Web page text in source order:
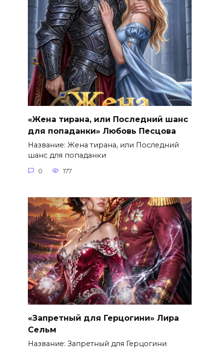
«Жена тирана, или Последний шанс
для попаданки» Любовь Песцова
Название: Жена тирана, или Последний
шанс для попаданки
0 177
«Запретный для Герцогини» Лира
Сельм
Название: Запретный для Герцогини